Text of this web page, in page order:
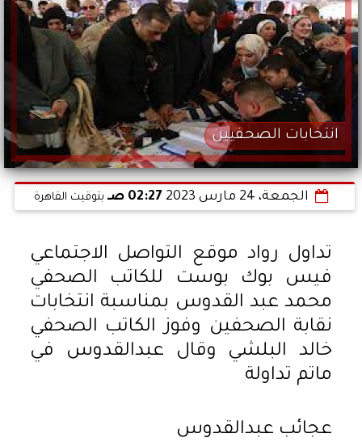
انتخابات الصحفيين
الجمعة، 24 مارس 2023 02:27 صـ بتوقيت القاهرة
تداول رواد موقع التواصل الاجتماعي
فيس بوك بوست للكاتب الصحفي
محمد عبد القدوس بمناسبة انتخابات
نقابة الصحفين وفوز الكاتب الصحفي
خالد البلشي وقال عبدالقدوس في
ماتم تداولة
عجائب عبدالقدوس